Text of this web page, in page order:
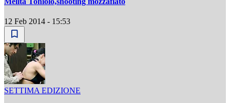
12 Feb 2014 - 15:53
SETTIMA EDIZIONE